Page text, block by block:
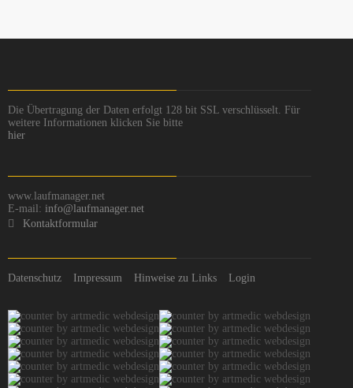
Die Übertragung der Daten erfolgt 128 bit SSL verschlüsselt. Für
weitere Informationen klicken Sie bitte
hier
www.laufmanager.net
E-mail: info@laufmanager.net
Kontaktformular
Datenschutz Impressum Hinweise zu Links Login